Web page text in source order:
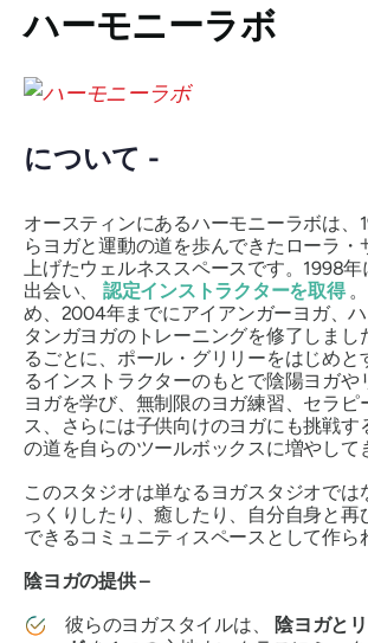
ハーモニーラボ
について -
オースティンにあるハーモニーラボは、
らヨガと運動の道を歩んできたローラ・
上げたウェルネススペースです。1998
出会い、 認定インストラクターを取得
め、2004年までにアイアンガーヨガ、
タンガヨガのトレーニングを修了しまし
るごとに、ポール・グリリーをはじめと
るインストラクターのもとで陰陽ヨガや
ヨガを学び、無制限のヨガ練習、セラピ
ス、さらには子供向けのヨガにも挑戦す
の道を自らのツールボックスに増やして
このスタジオは単なるヨガスタジオでは
っくりしたり、癒したり、自分自身と再
できるコミュニティスペースとして作ら
陰ヨガの提供 –
彼らのヨガスタイルは、 陰ヨガと